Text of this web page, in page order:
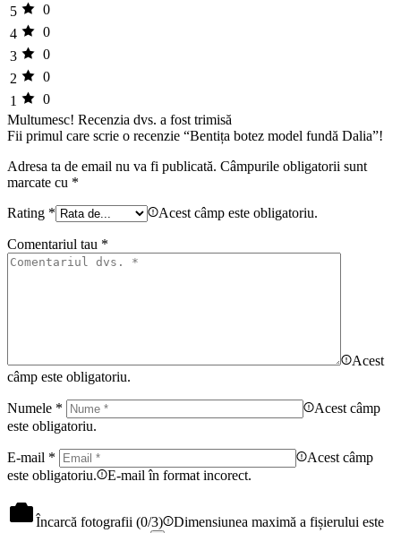
5
0
4
0
3
0
2
0
1
0
Multumesc! Recenzia dvs. a fost trimisă
Fii primul care scrie o recenzie “Bentița botez model fundă Dalia”!
Adresa ta de email nu va fi publicată. Câmpurile obligatorii sunt
marcate cu *
Rating * Acest câmp este obligatoriu.
Comentariul tau *
Acest
câmp este obligatoriu.
Numele *
Acest câmp
este obligatoriu.
E-mail *
Acest câmp
este obligatoriu.
E-mail în format incorect.
Încarcă fotografii (0/3)
Dimensiunea maximă a fișierului este